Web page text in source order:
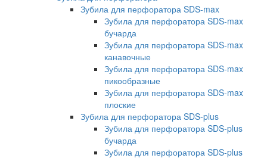
Зубила для перфоратора SDS-max
Зубила для перфоратора SDS-max
бучарда
Зубила для перфоратора SDS-max
канавочные
Зубила для перфоратора SDS-max
пикообразные
Зубила для перфоратора SDS-max
плоские
Зубила для перфоратора SDS-plus
Зубила для перфоратора SDS-plus
бучарда
Зубила для перфоратора SDS-plus